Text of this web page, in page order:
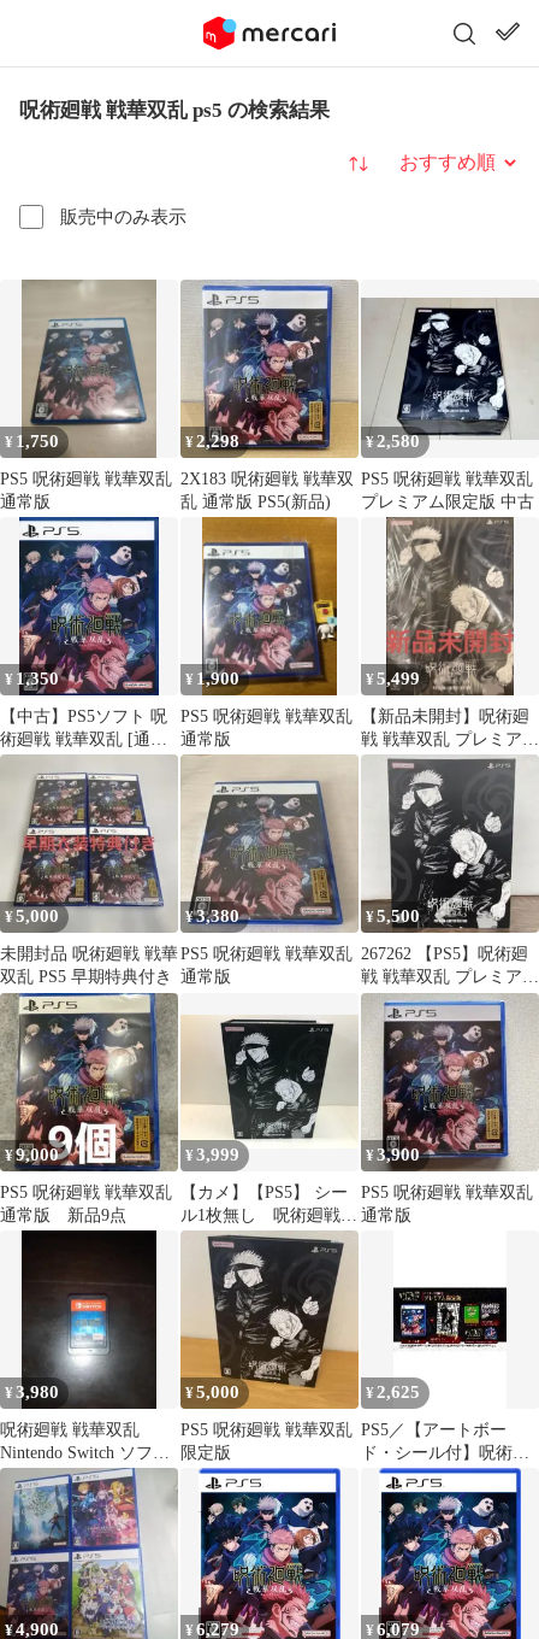
呪術廻戦 戦華双乱 ps5 の検索結果
販売中のみ表示
並び替え
¥ 1,750
PS5 呪術廻戦 戦華双乱
通常版
¥2,298
2X183 呪術廻戦 戦華双
乱 通常版 PS5(新品)
¥2,580
PS5 呪術廻戦 戦華双乱
プレミアム限定版 中古
¥ 1,350
【中古】PS5ソフト 呪
術廻戦 戦華双乱 [通常
版]
¥ 1,900
PS5 呪術廻戦 戦華双乱
通常版
¥5,499
【新品未開封】呪術廻
戦 戦華双乱 プレミアム
限定版 【PS5】
¥5,000
未開封品 呪術廻戦 戦華
双乱 PS5 早期特典付き
¥3,380
PS5 呪術廻戦 戦華双乱
通常版
¥5,500
267262 【PS5】呪術廻
戦 戦華双乱 プレミアム
限定版
¥9,000
PS5 呪術廻戦 戦華双乱
通常版 新品9点
¥3,999
【カメ】【PS5】 シー
ル1枚無し 呪術廻戦
戦華双乱 PREMIUM
LIMITED EDITION
プレイステーション
５ BANDAI
NAMCO 111
¥3,900
PS5 呪術廻戦 戦華双乱
通常版
¥3,980
呪術廻戦 戦華双乱
Nintendo Switch ソフト
中古
¥5,000
PS5 呪術廻戦 戦華双乱
限定版
¥ 2,625
PS5／【アートボー
ド・シール付】呪術廻
戦 戦華双乱 プレミアム
限定版[DLコード付属
なし]
¥4,900 ¥6,279 ¥6,079